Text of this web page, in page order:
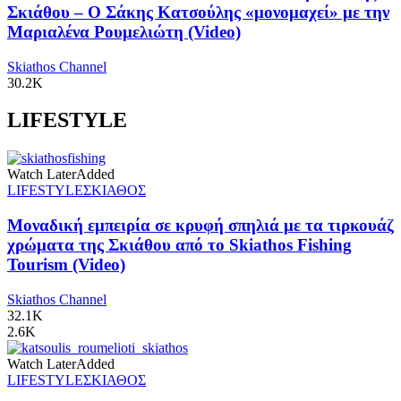
Σκιάθου – Ο Σάκης Κατσούλης «μονομαχεί» με την
Μαριαλένα Ρουμελιώτη (Video)
Skiathos Channel
30.2K
LIFESTYLE
Watch LaterAdded
LIFESTYLEΣΚΙΑΘΟΣ
Μοναδική εμπειρία σε κρυφή σπηλιά με τα τιρκουάζ
χρώματα της Σκιάθου από το Skiathos Fishing
Tourism (Video)
Skiathos Channel
32.1K
2.6K
Watch LaterAdded
LIFESTYLEΣΚΙΑΘΟΣ